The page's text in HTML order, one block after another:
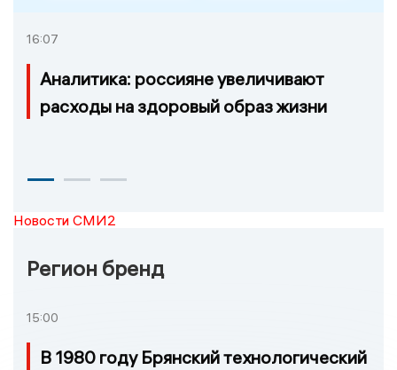
16:07
Аналитика: россияне увеличивают
расходы на здоровый образ жизни
Новости СМИ2
Регион бренд
15:00
В 1980 году Брянский технологический